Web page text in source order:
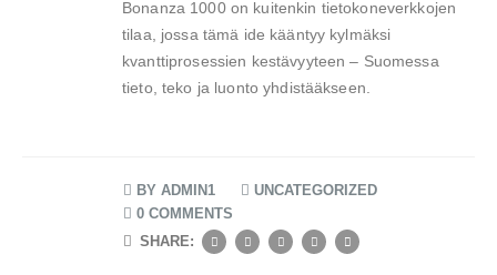
Bonanza 1000 on kuitenkin tietokoneverkkojen
tilaa, jossa tämä ide kääntyy kylmäksi
kvanttiprosessien kestävyyteen – Suomessa
tieto, teko ja luonto yhdistääkseen.
BY ADMIN1
UNCATEGORIZED
0 COMMENTS
SHARE: